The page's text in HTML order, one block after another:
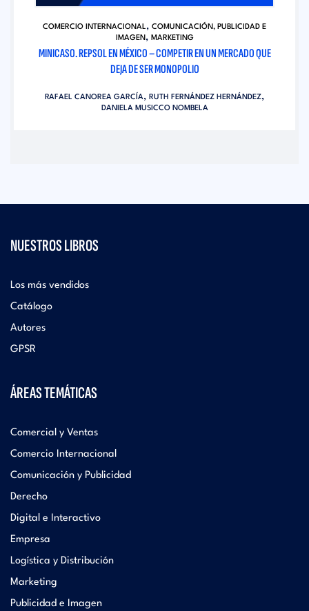
COMERCIO INTERNACIONAL, COMUNICACIÓN, PUBLICIDAD E
IMAGEN, MARKETING
MINICASO. REPSOL EN MÉXICO – COMPETIR EN UN MERCADO QUE
DEJA DE SER MONOPOLIO
RAFAEL CANOREA GARCÍA, RUTH FERNÁNDEZ HERNÁNDEZ,
DANIELA MUSICCO NOMBELA
NUESTROS LIBROS
Los más vendidos
Catálogo
Autores
GPSR
ÁREAS TEMÁTICAS
Comercial y Ventas
Comercio Internacional
Comunicación y Publicidad
Derecho
Digital e Interactivo
Empresa
Logística y Distribución
Marketing
Publicidad e Imagen